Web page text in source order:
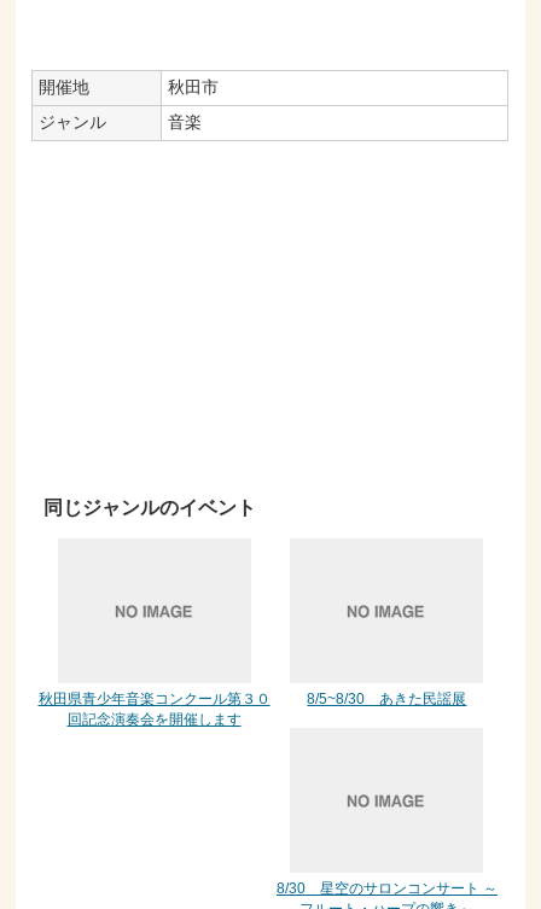
開催地
秋田市
ジャンル
音楽
同じジャンルのイベント
秋田県青少年音楽コンクール第３０
回記念演奏会を開催します
8/5~8/30 あきた民謡展
8/30 星空のサロンコンサート ～